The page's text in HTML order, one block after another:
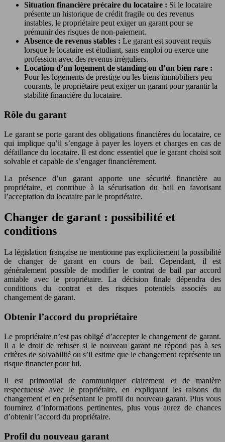
Situation financière précaire du locataire : Si le locataire
présente un historique de crédit fragile ou des revenus
instables, le propriétaire peut exiger un garant pour se
prémunir des risques de non-paiement.
Absence de revenus stables : Le garant est souvent requis
lorsque le locataire est étudiant, sans emploi ou exerce une
profession avec des revenus irréguliers.
Location d’un logement de standing ou d’un bien rare :
Pour les logements de prestige ou les biens immobiliers peu
courants, le propriétaire peut exiger un garant pour garantir la
stabilité financière du locataire.
Rôle du garant
Le garant se porte garant des obligations financières du locataire, ce
qui implique qu’il s’engage à payer les loyers et charges en cas de
défaillance du locataire. Il est donc essentiel que le garant choisi soit
solvable et capable de s’engager financièrement.
La présence d’un garant apporte une sécurité financière au
propriétaire, et contribue à la sécurisation du bail en favorisant
l’acceptation du locataire par le propriétaire.
Changer de garant : possibilité et
conditions
La législation française ne mentionne pas explicitement la possibilité
de changer de garant en cours de bail. Cependant, il est
généralement possible de modifier le contrat de bail par accord
amiable avec le propriétaire. La décision finale dépendra des
conditions du contrat et des risques potentiels associés au
changement de garant.
Obtenir l’accord du propriétaire
Le propriétaire n’est pas obligé d’accepter le changement de garant.
Il a le droit de refuser si le nouveau garant ne répond pas à ses
critères de solvabilité ou s’il estime que le changement représente un
risque financier pour lui.
Il est primordial de communiquer clairement et de manière
respectueuse avec le propriétaire, en expliquant les raisons du
changement et en présentant le profil du nouveau garant. Plus vous
fournirez d’informations pertinentes, plus vous aurez de chances
d’obtenir l’accord du propriétaire.
Profil du nouveau garant